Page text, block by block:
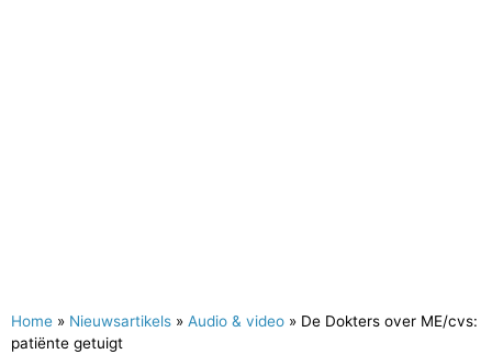
Home » Nieuwsartikels » Audio & video » De Dokters over ME/cvs:
patiënte getuigt